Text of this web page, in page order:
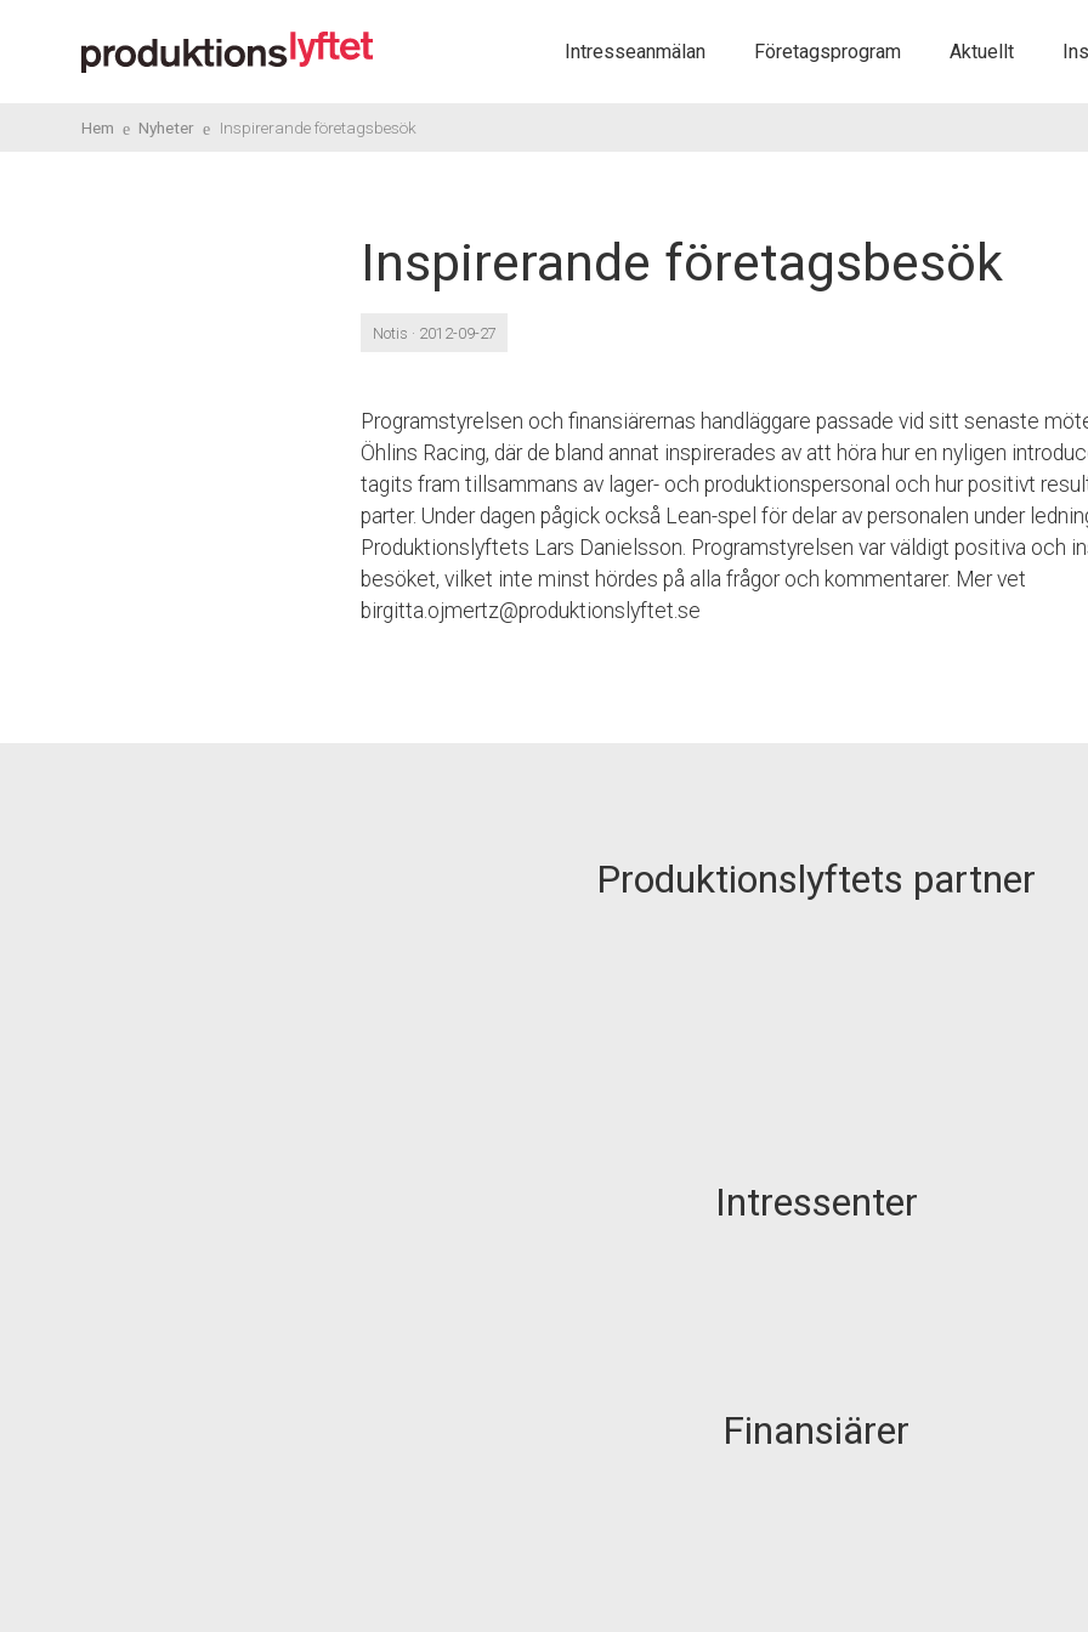
Intresseanmälan Företagsprogram Aktuellt
Hem Nyheter Inspirerande företagsbesök
Inspirerande företagsbesök
Notis · 2012-09-27
Programstyrelsen och finansiärernas handläggare passade vid sitt senaste
Öhlins Racing, där de bland annat inspirerades av att höra hur en nyligen
tagits fram tillsammans av lager- och produktionspersonal och hur positivt
parter. Under dagen pågick också Lean-spel för delar av personalen under
Produktionslyftets Lars Danielsson. Programstyrelsen var väldigt positiva och
besöket, vilket inte minst hördes på alla frågor och kommentarer. Mer vet
birgitta.ojmertz@produktionslyftet.se
Produktionslyftets partner
Intressenter
Finansiärer